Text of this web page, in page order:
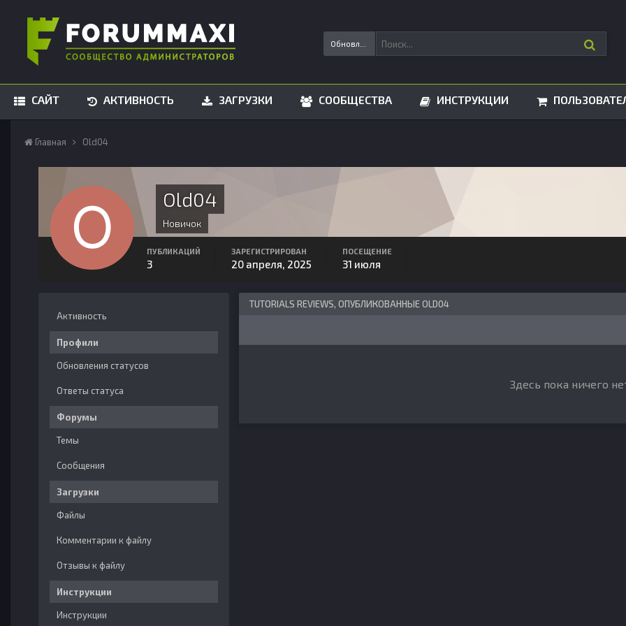
САЙТ АКТИВНОСТЬ ЗАГРУЗКИ СООБЩЕСТВА ИНСТРУКЦИИ
Главная Old04
Old04
Новичок
ПУБЛИКАЦИЙ
3
ЗАРЕГИСТРИРОВАН
20 апреля, 2025
ПОСЕЩЕНИЕ
31 июля
Активность
Профили
Обновления статусов
Ответы статуса
Форумы
Темы
Сообщения
Загрузки
Файлы
Комментарии к файлу
Отзывы к файлу
Инструкции
Инструкции
TUTORIALS REVIEWS, ОПУБЛИКОВАННЫЕ OLD04
Здесь пока ничего